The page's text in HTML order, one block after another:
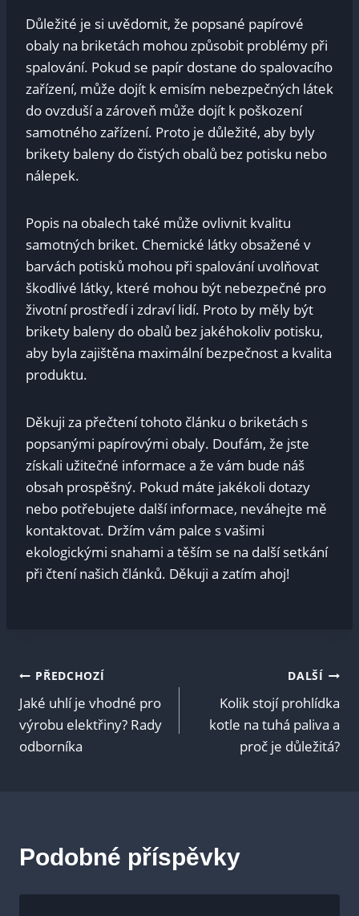
Důležité je si uvědomit, že popsané papírové
obaly na briketách mohou způsobit problémy při
spalování. Pokud se papír dostane do spalovacího
zařízení, může dojít k emisím nebezpečných látek
do ovzduší a zároveň může dojít k poškození
samotného zařízení. Proto je důležité, aby byly
brikety baleny do čistých obalů bez potisku nebo
nálepek.
Popis na obalech také může ovlivnit kvalitu
samotných briket. Chemické látky obsažené v
barvách potisků mohou při spalování uvolňovat
škodlivé látky, které mohou být nebezpečné pro
životní prostředí i zdraví lidí. Proto by měly být
brikety baleny do obalů bez jakéhokoliv potisku,
aby byla zajištěna maximální bezpečnost a kvalita
produktu.
Děkuji za přečtení tohoto článku o briketách s
popsanými papírovými obaly. Doufám, že jste
získali užitečné informace a že vám bude náš
obsah prospěšný. Pokud máte jakékoli dotazy
nebo potřebujete další informace, neváhejte mě
kontaktovat. Držím vám palce s vašimi
ekologickými snahami a těším se na další setkání
při čtení našich článků. Děkuji a zatím ahoj!
Navigace
pro
příspěvek
PŘEDCHOZÍ
Jaké uhlí je vhodné pro
výrobu elektřiny? Rady
odborníka
DALŠÍ
Kolik stojí prohlídka
kotle na tuhá paliva a
proč je důležitá?
Podobné příspěvky